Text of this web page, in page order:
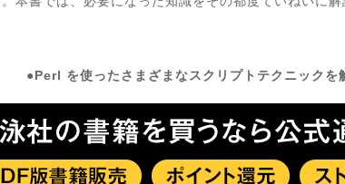
●Perl を使ったさまざまなスクリプトテクニックを